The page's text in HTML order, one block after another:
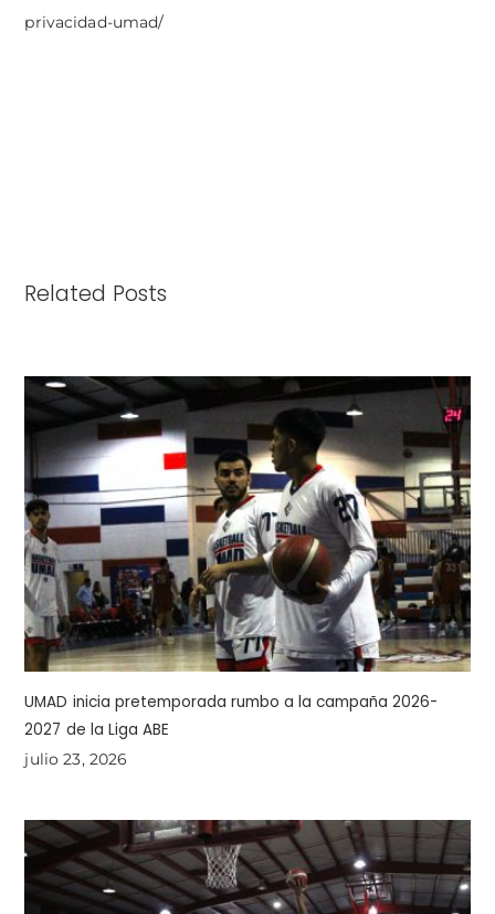
privacidad-umad/
Related Posts
UMAD inicia pretemporada rumbo a la campaña 2026-
2027 de la Liga ABE
julio 23, 2026